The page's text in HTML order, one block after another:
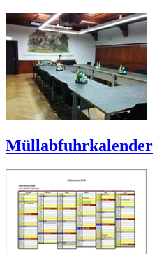
Müllabfuhrkalender